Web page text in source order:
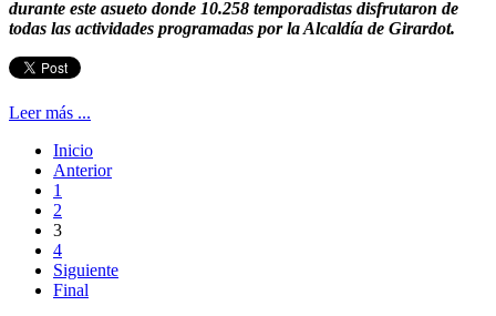
durante este asueto donde 10.258 temporadistas disfrutaron de
todas las actividades programadas por la Alcaldía de Girardot.
Leer más ...
Inicio
Anterior
1
2
3
4
Siguiente
Final